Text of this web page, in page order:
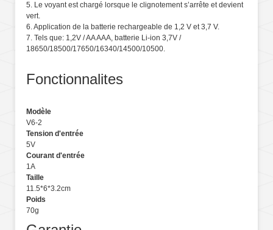
5. Le voyant est chargé lorsque le clignotement s’arrête et devient
vert.
6. Application de la batterie rechargeable de 1,2 V et 3,7 V.
7. Tels que: 1,2V / AA AAA, batterie Li-ion 3,7V /
18650/18500/17650/16340/14500/10500.
Fonctionnalites
Modèle
V6-2
Tension d'entrée
5V
Courant d'entrée
1A
Taille
11.5*6*3.2cm
Poids
70g